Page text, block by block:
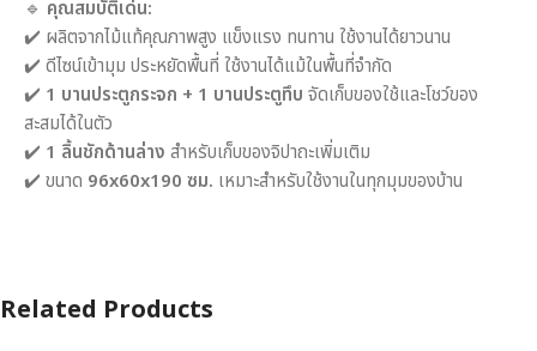
🔹 คุณสมบัติเด่น:
✔️ ผลิตจากไม้แท้คุณภาพสูง แข็งแรง ทนทาน ใช้งานได้ยาวนาน
✔️ ดีไซน์เข้ามุม ประหยัดพื้นที่ ใช้งานได้แม้ในพื้นที่จำกัด
✔️ 1 บานประตูกระจก + 1 บานประตูทึบ จัดเก็บของใช้และโชว์ของ
สะสมได้ในตัว
✔️ 1 ลิ้นชักด้านล่าง สำหรับเก็บของจิปาถะเพิ่มเติม
✔️ ขนาด 96x60x190 ซม. เหมาะสำหรับใช้งานในทุกมุมของบ้าน
Related Products